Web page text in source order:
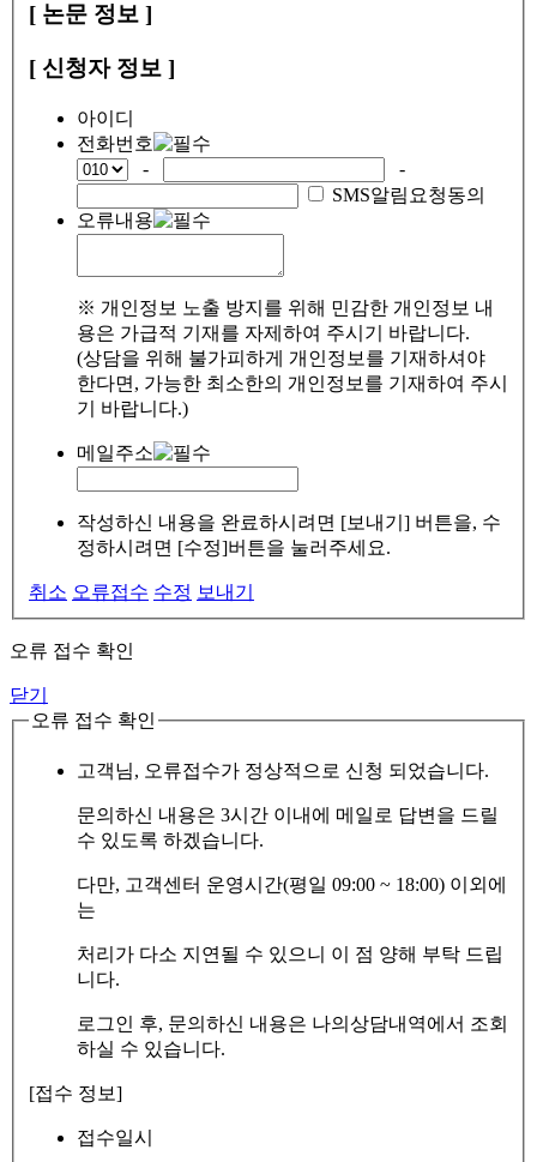
[ 논문 정보 ]
[ 신청자 정보 ]
아이디
전화번호
-
-
SMS알림요청동의
오류내용
※ 개인정보 노출 방지를 위해 민감한 개인정보 내
용은 가급적 기재를 자제하여 주시기 바랍니다.
(상담을 위해 불가피하게 개인정보를 기재하셔야
한다면, 가능한 최소한의 개인정보를 기재하여 주시
기 바랍니다.)
메일주소
작성하신 내용을 완료하시려면 [보내기] 버튼을, 수
정하시려면 [수정]버튼을 눌러주세요.
취소 오류접수 수정 보내기
오류 접수 확인
닫기
오류 접수 확인
고객님, 오류접수가 정상적으로 신청 되었습니다.
문의하신 내용은 3시간 이내에 메일로 답변을 드릴
수 있도록 하겠습니다.
다만, 고객센터 운영시간(평일 09:00 ~ 18:00) 이외에
는
처리가 다소 지연될 수 있으니 이 점 양해 부탁 드립
니다.
로그인 후, 문의하신 내용은 나의상담내역에서 조회
하실 수 있습니다.
[접수 정보]
접수일시